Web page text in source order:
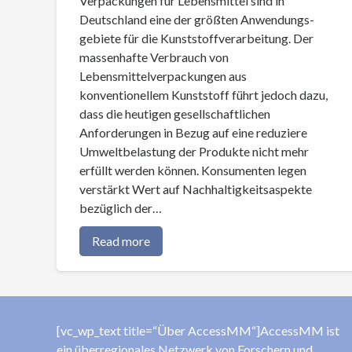
Deutschland eine der größten Anwendungs­
gebiete für die Kunststoffverarbeitung. Der
massenhafte Verbrauch von
Lebensmittelverpackungen aus
konventionellem Kunststoff führt jedoch dazu,
dass die heutigen gesellschaftlichen
Anforderungen in Bezug auf eine reduziere
Umweltbelastung der Produkte nicht mehr
erfüllt werden können. Konsumenten legen
verstärkt Wert auf Nachhaltigkeitsaspekte
bezüglich der…
Read more
[vc_wp_text title=“Über AccessMM“]AccessMM ist